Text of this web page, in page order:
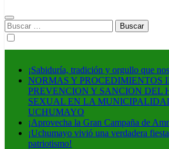
Buscar:
¡Sabiduría, tradición y orgullo que
NORMAS Y PROCEDIMIENTOS
PREVENCION Y SANCION DEL
SEXUAL EN LA
UCHUMAYO
¡Aprovecha la Gran Campaña de
¡Uchumayo vivió una verdadera
patriotismo!